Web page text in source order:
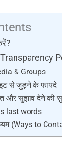
(Transparency
& Groups
से जुड़ने के फायदे
और सुझाव देने की
last words
(Ways to